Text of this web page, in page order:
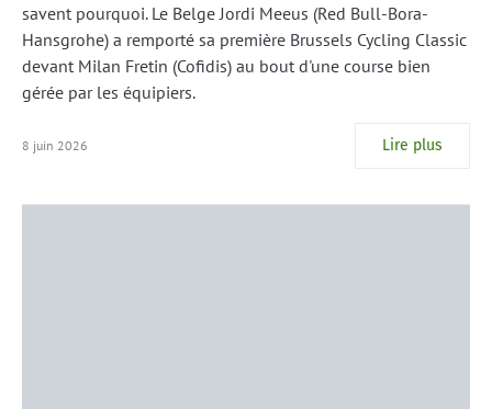
savent pourquoi. Le Belge Jordi Meeus (Red Bull-Bora-
Hansgrohe) a remporté sa première Brussels Cycling Classic
devant Milan Fretin (Cofidis) au bout d'une course bien
gérée par les équipiers.
8 juin 2026 Lire plus